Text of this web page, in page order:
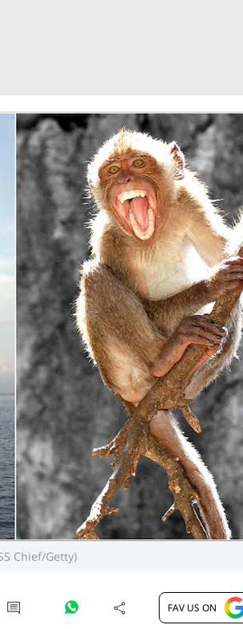
Chief/Getty)
FAV US ON